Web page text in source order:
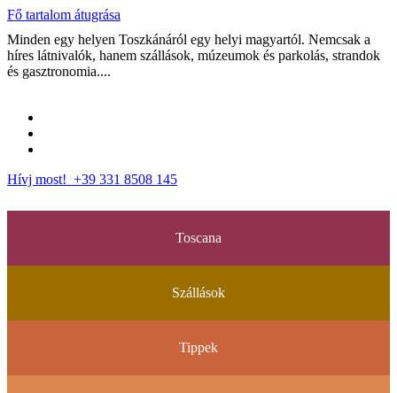
Fő tartalom átugrása
Minden egy helyen Toszkánáról egy helyi magyartól. Nemcsak a
híres látnivalók, hanem szállások, múzeumok és parkolás, strandok
és gasztronomia....
Hívj most! +39 331 8508 145
Toscana
Szállások
Tippek